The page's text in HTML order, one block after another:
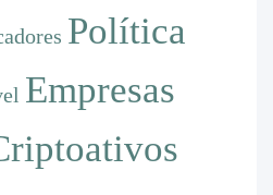
Política
Empresas